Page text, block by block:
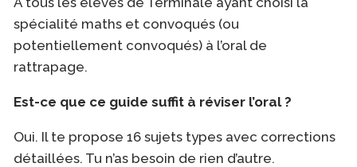
spécialité maths et convoqués (ou
potentiellement convoqués) à l’oral de
rattrapage.
Est-ce que ce guide suffit à réviser l’oral ?
Oui. Il te propose 16 sujets types avec corrections
détaillées. Tu n’as besoin de rien d’autre.